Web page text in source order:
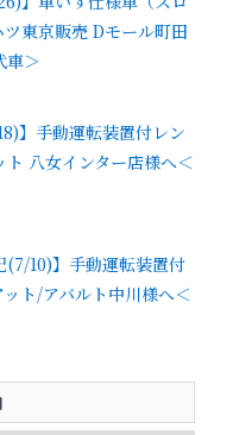
東京販売 Dモール町田
車＞
】手動運転装置付レン
八女インター店様へ＜
(7/10)】手動運転装置付
ト/アバルト中川様へ＜